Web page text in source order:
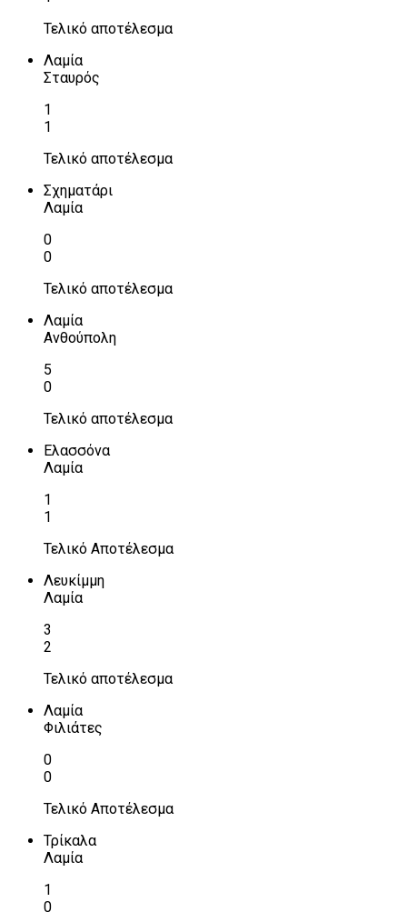
Τελικό αποτέλεσμα
Λαμία
Σταυρός
1
1
Τελικό αποτέλεσμα
Σχηματάρι
Λαμία
0
0
Τελικό αποτέλεσμα
Λαμία
Ανθούπολη
5
0
Τελικό αποτέλεσμα
Ελασσόνα
Λαμία
1
1
Τελικό Αποτέλεσμα
Λευκίμμη
Λαμία
3
2
Τελικό αποτέλεσμα
Λαμία
Φιλιάτες
0
0
Τελικό Αποτέλεσμα
Τρίκαλα
Λαμία
1
0